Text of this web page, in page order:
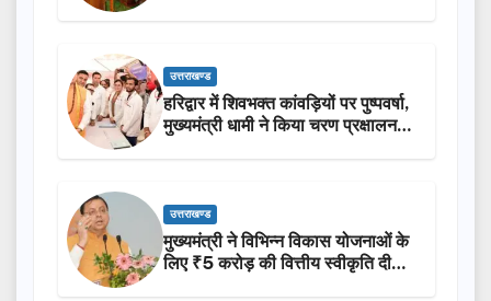
उत्तराखण्ड
हरिद्वार में शिवभक्त कांवड़ियों पर पुष्पवर्षा,
मुख्यमंत्री धामी ने किया चरण प्रक्षालन…
उत्तराखण्ड
मुख्यमंत्री ने विभिन्न विकास योजनाओं के
लिए ₹5 करोड़ की वित्तीय स्वीकृति दी…